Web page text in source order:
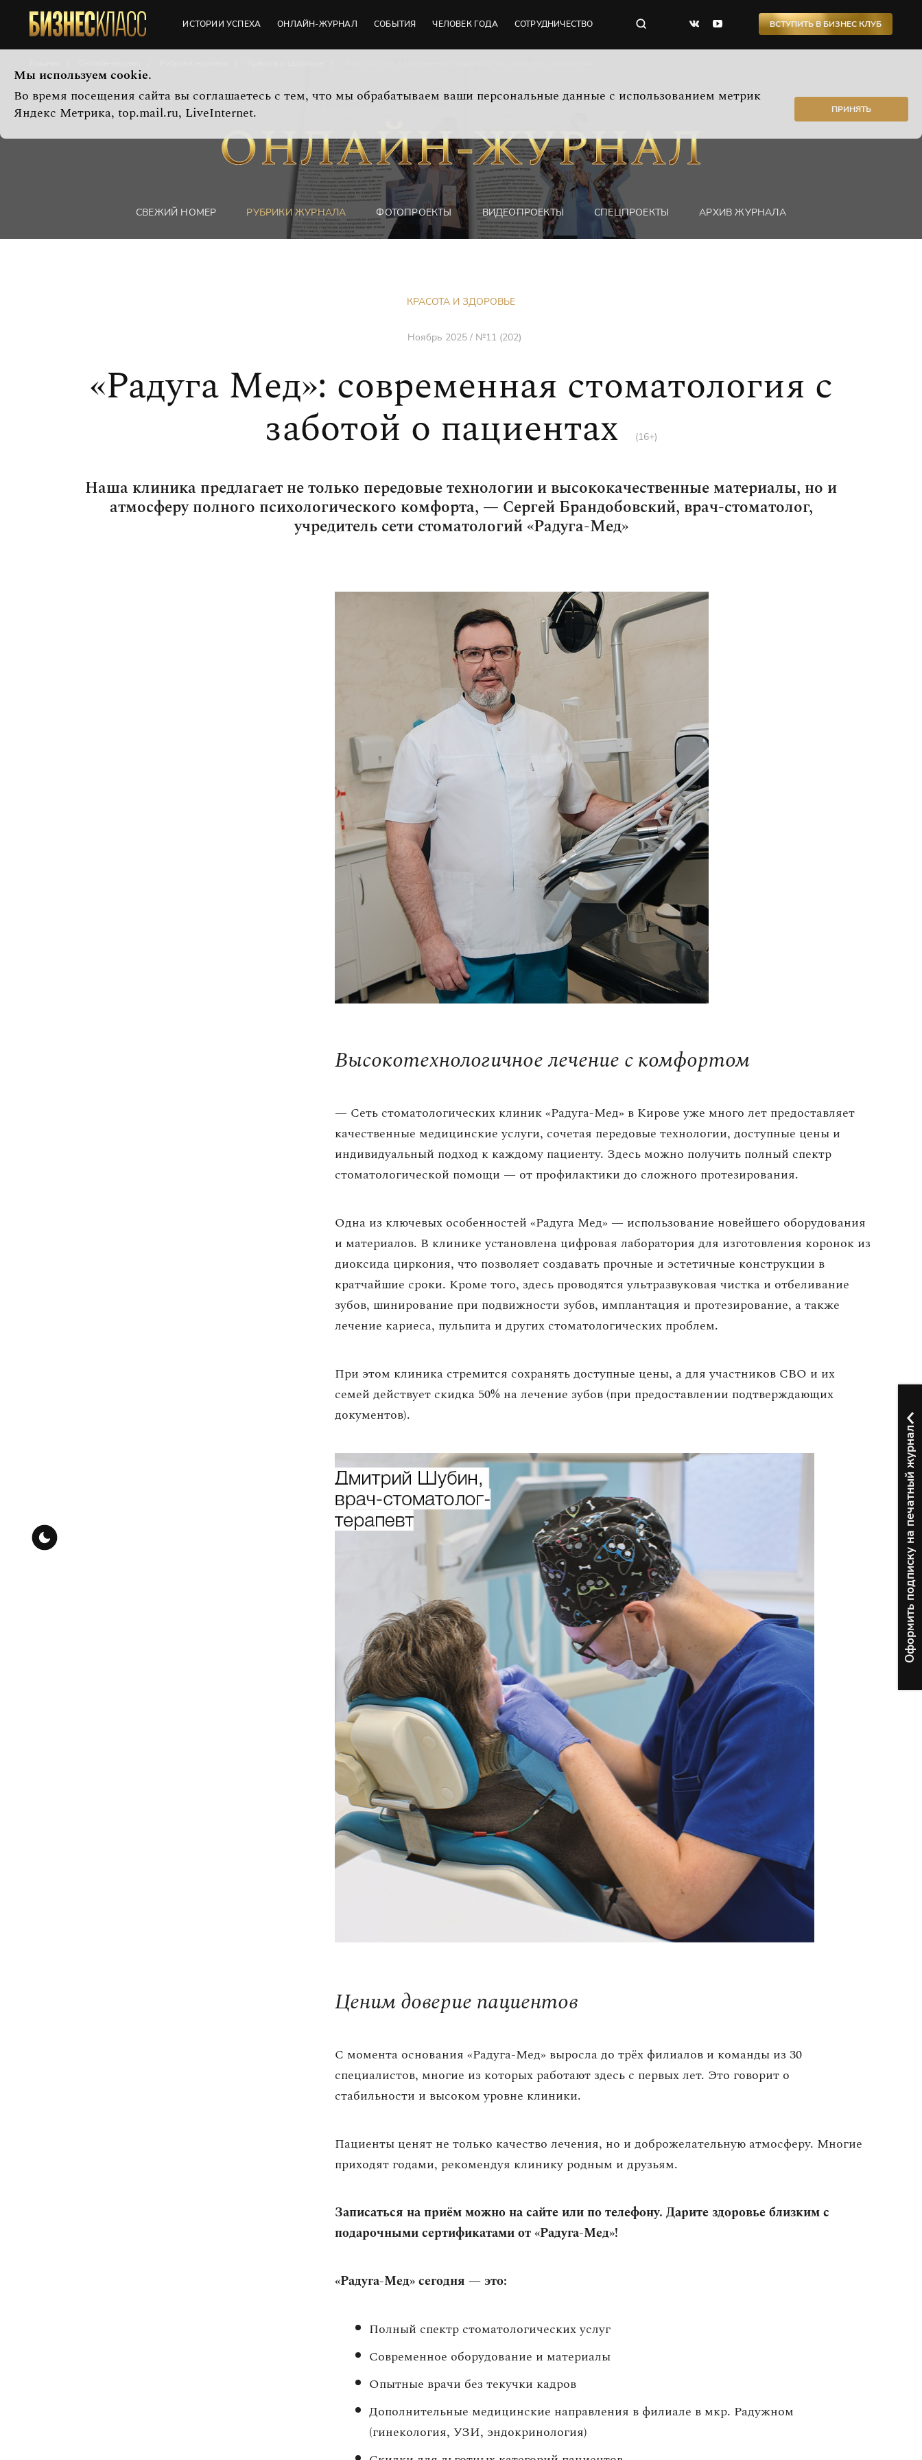
ИСТОРИИ УСПЕХА ОНЛАЙН-ЖУРНАЛ СОБЫТИЯ ЧЕЛОВЕК ГОДА СОТРУДНИЧЕСТВО ВСТУПИТЬ В БИЗНЕС КЛУБ
СВЕЖИЙ НОМЕР РУБРИКИ ЖУРНАЛА ФОТОПРОЕКТЫ ВИДЕОПРОЕКТЫ СПЕЦПРОЕКТЫ АРХИВ ЖУРНАЛА
Мы используем cookie.
Во время посещения сайта вы соглашаетесь с тем, что мы обрабатываем ваши персональные данные с использованием метрик
Яндекс Метрика, top.mail.ru, LiveInternet.
ПРИНЯТЬ
КРАСОТА И ЗДОРОВЬЕ
Ноябрь 2025 / №11 (202)
«Радуга Мед»: современная стоматология с
заботой о пациентах (16+)
Наша клиника предлагает не только передовые технологии и высококачественные материалы, но и
атмосферу полного психологического комфорта, — Сергей Брандобовский, врач-стоматолог,
учредитель сети стоматологий «Радуга-Мед»
Высокотехнологичное лечение с комфортом
— Сеть стоматологических клиник «Радуга-Мед» в Кирове уже много лет предоставляет
качественные медицинские услуги, сочетая передовые технологии, доступные цены и
индивидуальный подход к каждому пациенту. Здесь можно получить полный спектр
стоматологической помощи — от профилактики до сложного протезирования.
Одна из ключевых особенностей «Радуга Мед» — использование новейшего оборудования
и материалов. В клинике установлена цифровая лаборатория для изготовления коронок из
диоксида циркония, что позволяет создавать прочные и эстетичные конструкции в
кратчайшие сроки. Кроме того, здесь проводятся ультразвуковая чистка и отбеливание
зубов, шинирование при подвижности зубов, имплантация и протезирование, а также
лечение кариеса, пульпита и других стоматологических проблем.
При этом клиника стремится сохранять доступные цены, а для участников СВО и их
семей действует скидка 50% на лечение зубов (при предоставлении подтверждающих
документов).
Ценим доверие пациентов
С момента основания «Радуга-Мед» выросла до трёх филиалов и команды из 30
специалистов, многие из которых работают здесь с первых лет. Это говорит о
стабильности и высоком уровне клиники.
Пациенты ценят не только качество лечения, но и доброжелательную атмосферу. Многие
приходят годами, рекомендуя клинику родным и друзьям.
Записаться на приём можно на сайте или по телефону. Дарите здоровье близким с
подарочными сертификатами от «Радуга-Мед»!
«Радуга-Мед» сегодня — это:
Полный спектр стоматологических услуг
Современное оборудование и материалы
Опытные врачи без текучки кадров
Дополнительные медицинские направления в филиале в мкр. Радужном
(гинекология, УЗИ, эндокринология)
Оформить подписку на печатный журнал